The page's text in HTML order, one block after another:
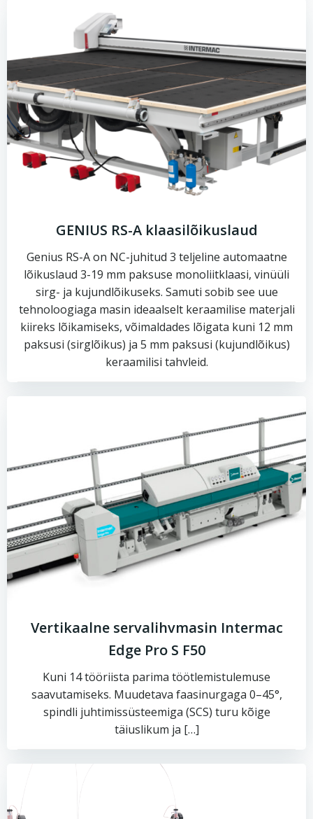
GENIUS RS-A klaasilõikuslaud
Genius RS-A on NC-juhitud 3 teljeline automaatne
lõikuslaud 3-19 mm paksuse monoliitklaasi, vinüüli
sirg- ja kujundlõikuseks. Samuti sobib see uue
tehnoloogiaga masin ideaalselt keraamilise materjali
kiireks lõikamiseks, võimaldades lõigata kuni 12 mm
paksusi (sirglõikus) ja 5 mm paksusi (kujundlõikus)
keraamilisi tahvleid.
Vertikaalne servalihvmasin Intermac
Edge Pro S F50
Kuni 14 tööriista parima töötlemistulemuse
saavutamiseks. Muudetava faasinurgaga 0–45°,
spindli juhtimissüsteemiga (SCS) turu kõige
täiuslikum ja […]